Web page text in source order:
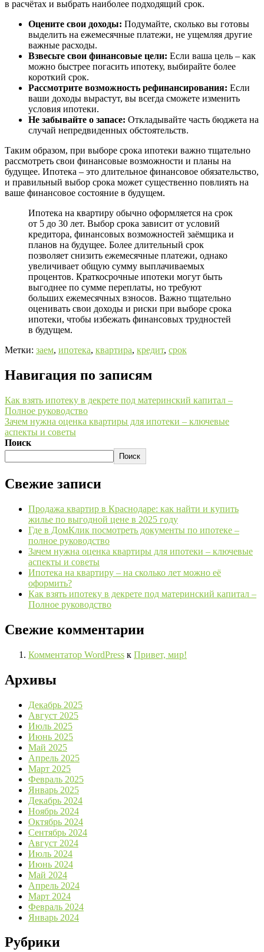
в расчётах и выбрать наиболее подходящий срок.
Оцените свои доходы: Подумайте, сколько вы готовы
выделить на ежемесячные платежи, не ущемляя другие
важные расходы.
Взвесьте свои финансовые цели: Если ваша цель – как
можно быстрее погасить ипотеку, выбирайте более
короткий срок.
Рассмотрите возможность рефинансирования: Если
ваши доходы вырастут, вы всегда сможете изменить
условия ипотеки.
Не забывайте о запасе: Откладывайте часть бюджета на
случай непредвиденных обстоятельств.
Таким образом, при выборе срока ипотеки важно тщательно
рассмотреть свои финансовые возможности и планы на
будущее. Ипотека – это длительное финансовое обязательство,
и правильный выбор срока может существенно повлиять на
ваше финансовое состояние в будущем.
Ипотека на квартиру обычно оформляется на срок
от 5 до 30 лет. Выбор срока зависит от условий
кредитора, финансовых возможностей заёмщика и
планов на будущее. Более длительный срок
позволяет снизить ежемесячные платежи, однако
увеличивает общую сумму выплачиваемых
процентов. Краткосрочные ипотеки могут быть
выгоднее по сумме переплаты, но требуют
больших ежемесячных взносов. Важно тщательно
оценивать свои доходы и риски при выборе срока
ипотеки, чтобы избежать финансовых трудностей
в будущем.
Метки: заем, ипотека, квартира, кредит, срок
Навигация по записям
Как взять ипотеку в декрете под материнский капитал –
Полное руководство
Зачем нужна оценка квартиры для ипотеки – ключевые
аспекты и советы
Поиск
Поиск
Свежие записи
Продажа квартир в Краснодаре: как найти и купить
жилье по выгодной цене в 2025 году
Где в ДомКлик посмотреть документы по ипотеке –
полное руководство
Зачем нужна оценка квартиры для ипотеки – ключевые
аспекты и советы
Ипотека на квартиру – на сколько лет можно её
оформить?
Как взять ипотеку в декрете под материнский капитал –
Полное руководство
Свежие комментарии
Комментатор WordPress к Привет, мир!
Архивы
Декабрь 2025
Август 2025
Июль 2025
Июнь 2025
Май 2025
Апрель 2025
Март 2025
Февраль 2025
Январь 2025
Декабрь 2024
Ноябрь 2024
Октябрь 2024
Сентябрь 2024
Август 2024
Июль 2024
Июнь 2024
Май 2024
Апрель 2024
Март 2024
Февраль 2024
Январь 2024
Рубрики